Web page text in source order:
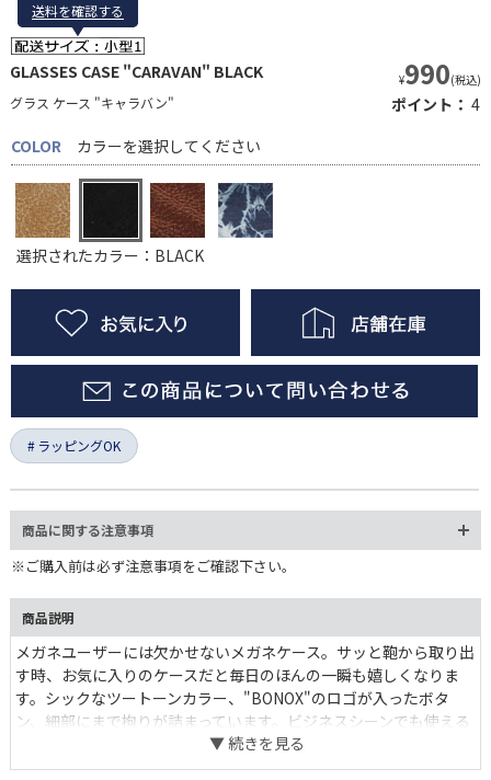
送料を確認する
送料を確認する
GLASSES CASE "CARAVAN" BLACK
グラス ケース "キャラバン"
¥990(税込)
ポイント： 4
COLOR
カラーを選択してください
選択されたカラー：BLACK
ラッピングOK
商品に関する注意事項
※ご購入前は必ず注意事項をご確認下さい。
商品説明
メガネユーザーには欠かせないメガネケース。サッと鞄から取り出
す時、お気に入りのケースだと毎日のほんの一瞬も嬉しくなりま
す。シックなツートーンカラー、"BONOX"のロゴが入ったボタ
ン、細部にまで拘りが詰まっています。ビジネスシーンでも使える
ようなデザインは、男女問わずちょっとしたプレゼントとしても喜
んでいただけるはず。